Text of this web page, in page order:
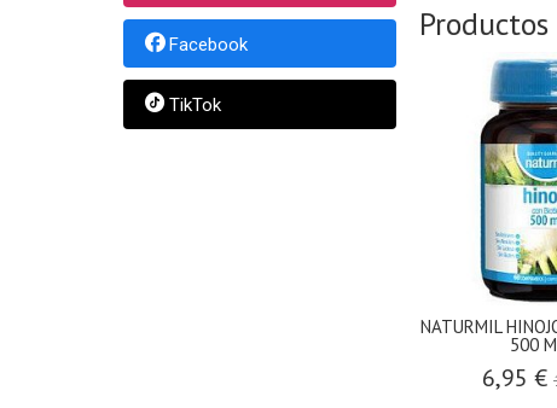
Facebook
TikTok
NATURMIL
500
6,95 €